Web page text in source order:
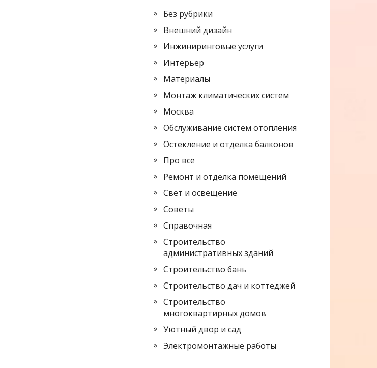
Без рубрики
Внешний дизайн
Инжиниринговые услуги
Интерьер
Материалы
Монтаж климатических систем
Москва
Обслуживание систем отопления
Остекление и отделка балконов
Про все
Ремонт и отделка помещений
Свет и освещение
Советы
Справочная
Строительство
административных зданий
Строительство бань
Строительство дач и коттеджей
Строительство
многоквартирных домов
Уютный двор и сад
Электромонтажные работы